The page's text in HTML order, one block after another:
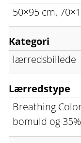
50×95 cm,
Kategori
lærredsbillede
Lærredstype
Breathing
bomuld og